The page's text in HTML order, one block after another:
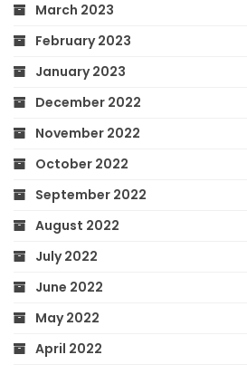
March 2023
February 2023
January 2023
December 2022
November 2022
October 2022
September 2022
August 2022
July 2022
June 2022
May 2022
April 2022